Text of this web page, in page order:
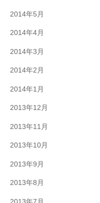
2014年5月
2014年4月
2014年3月
2014年2月
2014年1月
2013年12月
2013年11月
2013年10月
2013年9月
2013年8月